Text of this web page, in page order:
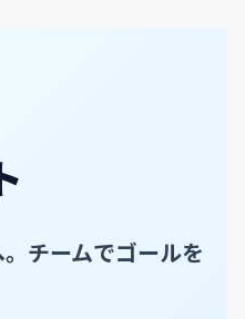
チームでゴールを